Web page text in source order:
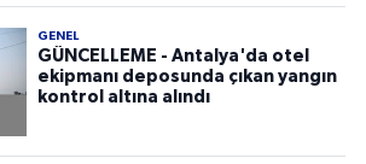
GENEL
GÜNCELLEME - Antalya'da otel
ekipmanı deposunda çıkan yangın
kontrol altına alındı